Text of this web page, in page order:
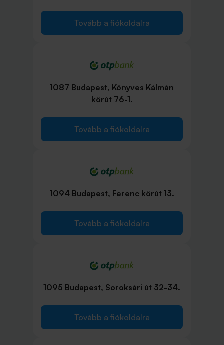
Tovább a fiókoldalra
1087 Budapest, Könyves Kálmán
körút 76-1.
Tovább a fiókoldalra
1094 Budapest, Ferenc körút 13.
Tovább a fiókoldalra
1095 Budapest, Soroksári út 32-34.
Tovább a fiókoldalra